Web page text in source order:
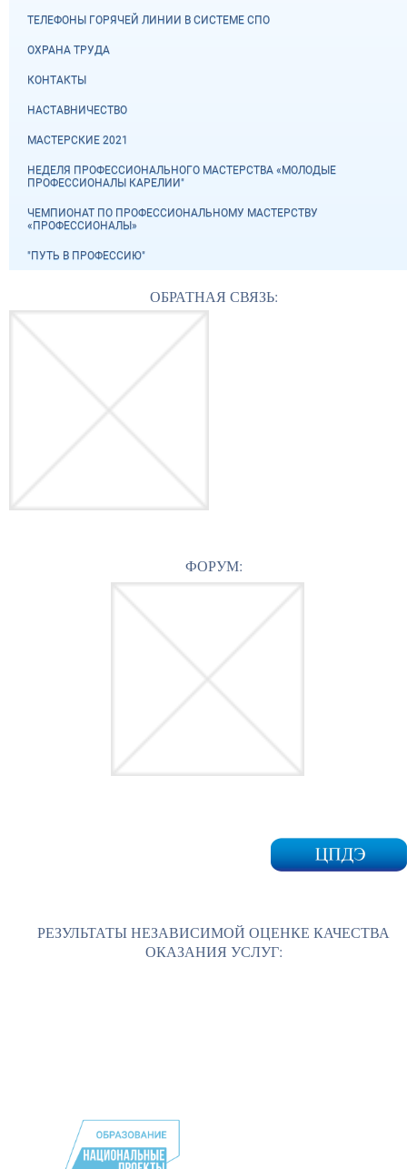
ТЕЛЕФОНЫ ГОРЯЧЕЙ ЛИНИИ В СИСТЕМЕ СПО
ОХРАНА ТРУДА
КОНТАКТЫ
НАСТАВНИЧЕСТВО
МАСТЕРСКИЕ 2021
НЕДЕЛЯ ПРОФЕССИОНАЛЬНОГО МАСТЕРСТВА «МОЛОДЫЕ
ПРОФЕССИОНАЛЫ КАРЕЛИИ"
ЧЕМПИОНАТ ПО ПРОФЕССИОНАЛЬНОМУ МАСТЕРСТВУ
«ПРОФЕССИОНАЛЫ»
"ПУТЬ В ПРОФЕССИЮ"
ОБРАТНАЯ СВЯЗЬ:
ФОРУМ:
РЕЗУЛЬТАТЫ НЕЗАВИСИМОЙ ОЦЕНКЕ КАЧЕСТВА
ОКАЗАНИЯ УСЛУГ: